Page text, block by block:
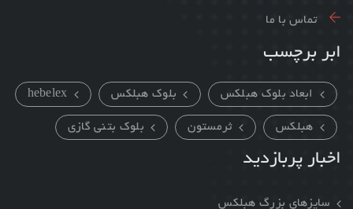
تماس با ما
ابر برچسب
ابعاد بلوک هبلکس بلوک هبلکس hebelex
هبلکس ثرمستون بلوک بتنی گازی
اخبار پربازدید
سایزهای بزرگ هبلکس